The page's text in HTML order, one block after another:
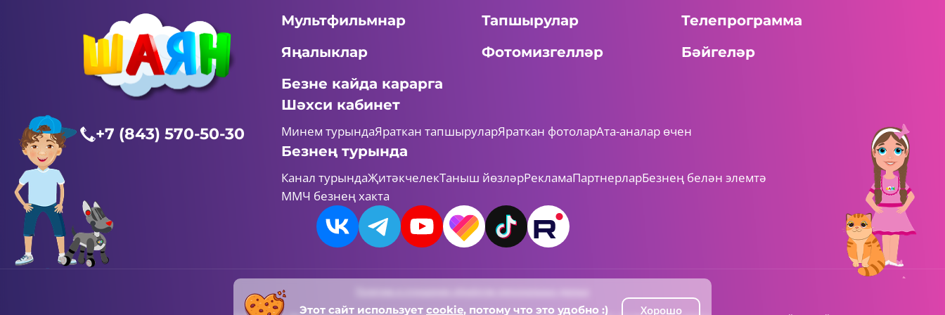
+7 (843) 570-50-30
Мультфильмнар Тапшырулар
Телепрограмма
Яңалыклар
Фотомизгелләр
Бәйгеләр
Безне кайда карарга
Шәхси кабинет
Минем турындаЯраткан тапшыруларЯраткан фотоларАта-аналар өчен
Безнең турында
Канал турындаҖитәкчелекТаныш йөзләрРекламаПартнерларБезнең белән элемтә
ММЧ безнең хакта
Этот сайт использует cookie, потому что это удобно :) Хорошо